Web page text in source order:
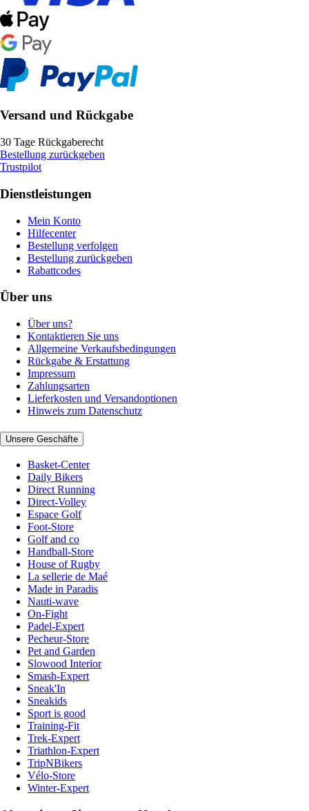
Versand und Rückgabe
30 Tage Rückgaberecht
Bestellung zurückgeben
Trustpilot
Dienstleistungen
Mein Konto
Hilfecenter
Bestellung verfolgen
Bestellung zurückgeben
Rabattcodes
Über uns
Über uns?
Kontaktieren Sie uns
Allgemeine Verkaufsbedingungen
Rückgabe & Erstattung
Impressum
Zahlungsarten
Lieferkosten und Versandoptionen
Hinweis zum Datenschutz
Unsere Geschäfte
Basket-Center
Daily Bikers
Direct Running
Direct-Volley
Espace Golf
Foot-Store
Golf and co
Handball-Store
House of Rugby
La sellerie de Maé
Made in Paradis
Nauti-wave
On-Fight
Padel-Expert
Pecheur-Store
Pet and Garden
Slowood Interior
Smash-Expert
Sneak'In
Sneakids
Sport is good
Training-Fit
Trek-Expert
Triathlon-Expert
TripNBikers
Vélo-Store
Winter-Expert